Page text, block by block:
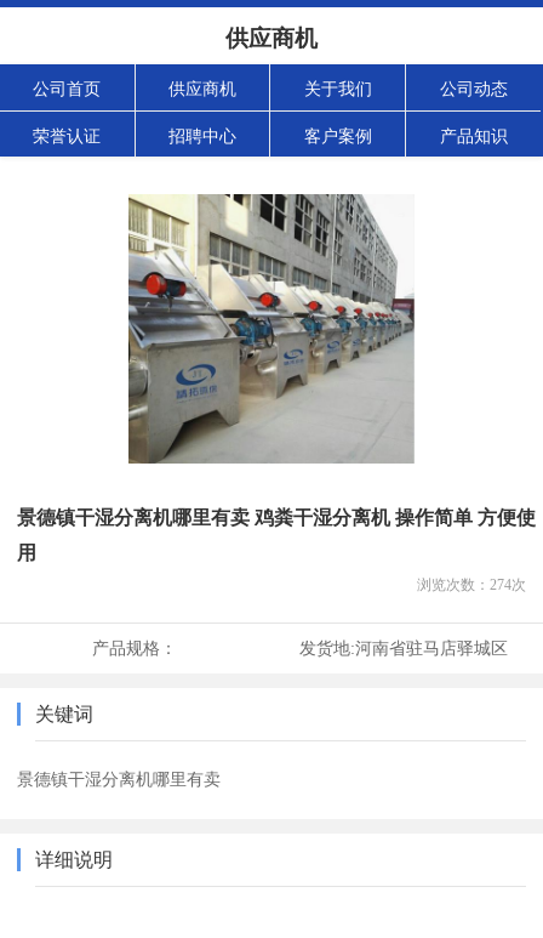
供应商机
公司首页 供应商机 关于我们 公司动态
荣誉认证 招聘中心 客户案例 产品知识
景德镇干湿分离机哪里有卖 鸡粪干湿分离机 操作简单 方便使
用
浏览次数： 274次
产品规格： 发货地:河南省驻马店驿城区
关键词
景德镇干湿分离机哪里有卖
详细说明